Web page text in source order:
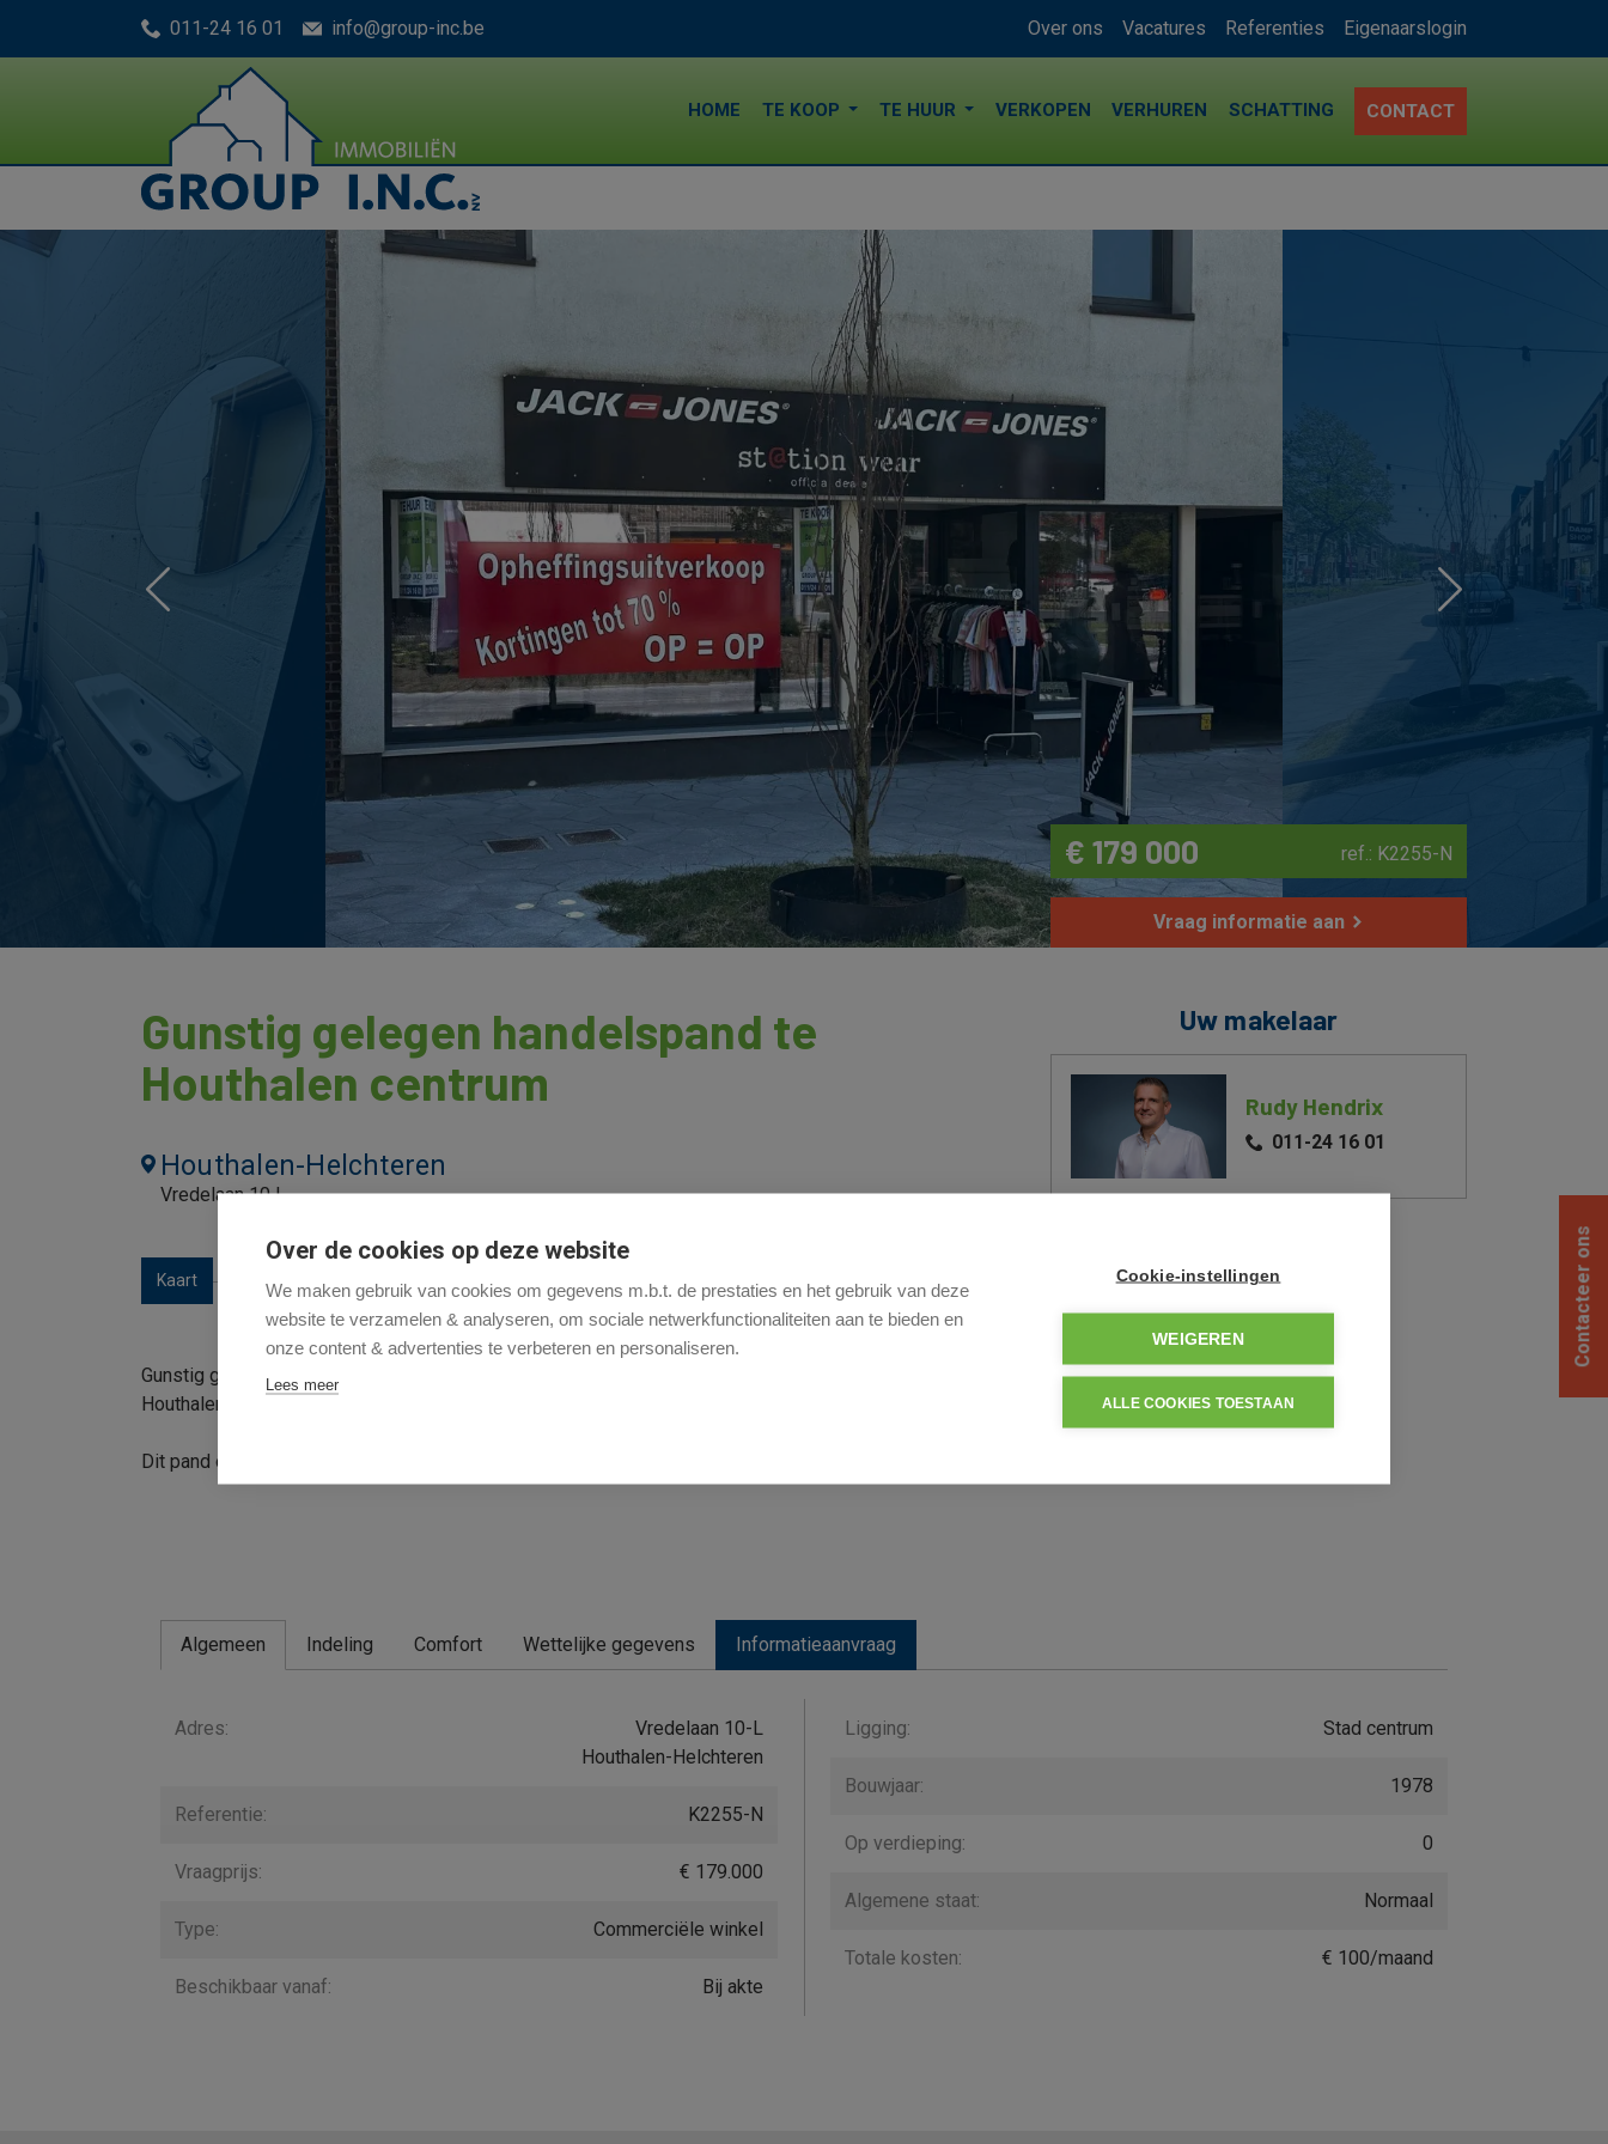
Menu overslaan en naar de inhoud gaan
011-24 16 01 info@group-inc.be Over ons Vacatures Referenties Eigenaarslogin
HOME TE KOOP TE HUUR VERKOPEN VERHUREN SCHATTING CONTACT
Previous Next
€ 179 000 ref.: K2255-N
Vraag informatie aan
Gunstig gelegen handelspand te
Houthalen centrum
Houthalen-Helchteren
Vredelaan 10 L
Kaart Streetview
Gunstig gelegen handelsruimte met een bruikbare oppervlakte van +/- 130 m² in het centrum van
Houthalen.
Dit pand omvat o.a. de handelsruimte, apart toilet, berging en kleine keuken.
Uw makelaar
Rudy Hendrix
011-24 16 01
Algemeen Indeling Comfort Wettelijke gegevens Informatieaanvraag
Algemeen
Adres:
Vredelaan 10-L
Houthalen-Helchteren
Referentie: K2255-N
Vraagprijs: € 179.000
Type: Commerciële winkel
Beschikbaar vanaf: Bij akte
Ligging: Stad centrum
Bouwjaar: 1978
Op verdieping: 0
Algemene staat: Normaal
Totale kosten: € 100/maand
Contacteer ons
Over de cookies op deze website
We maken gebruik van cookies om gegevens m.b.t. de prestaties en het gebruik van deze
website te verzamelen & analyseren, om sociale netwerkfunctionaliteiten aan te bieden en
onze content & advertenties te verbeteren en personaliseren.
Lees meer
Cookie-instellingen
WEIGEREN
ALLE COOKIES TOESTAAN